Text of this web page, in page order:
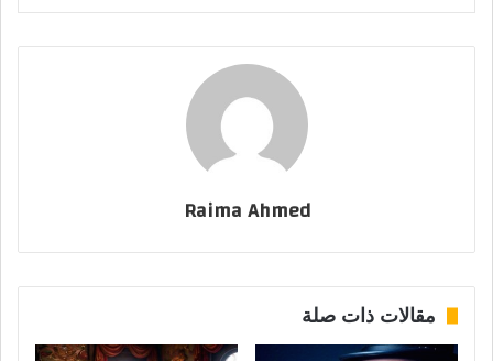
Raima Ahmed
مقالات ذات صلة